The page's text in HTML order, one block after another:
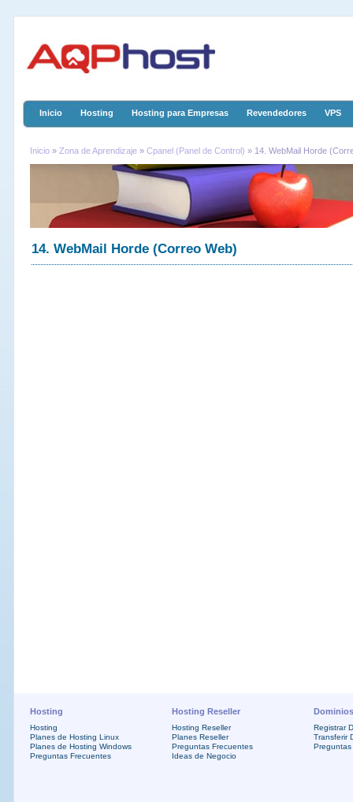
Inicio Hosting Hosting para Empresas Revendedores VPS
Inicio» Zona de Aprendizaje » Cpanel (Panel de Control) » 14. WebMail Horde
14. WebMail Horde (Correo Web)
Hosting
Hosting
Planes de Hosting Linux
Planes de Hosting Windows
Preguntas Frecuentes
Hosting Reseller
Hosting Reseller
Planes Reseller
Preguntas Frecuentes
Ideas de Negocio
Dominios
Registrar
Transferir
Preguntas